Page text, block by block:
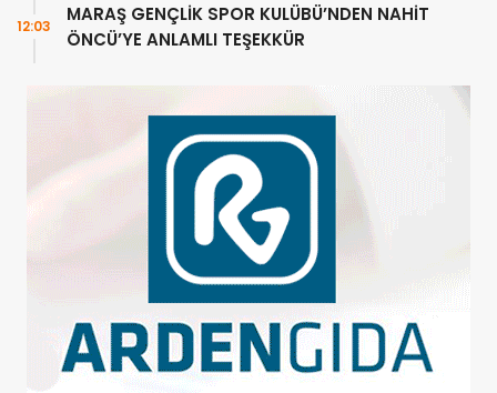
MARAŞ GENÇLİK SPOR KULÜBÜ’NDEN NAHİT
ÖNCÜ’YE ANLAMLI TEŞEKKÜR
12:03